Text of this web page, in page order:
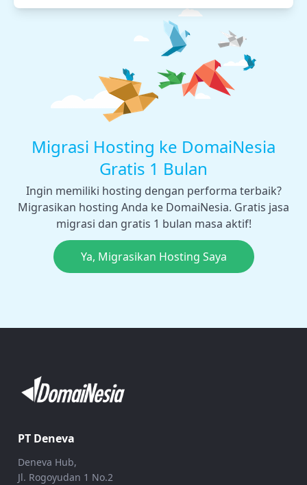
Migrasi Hosting ke DomaiNesia
Gratis 1 Bulan
Ingin memiliki hosting dengan performa terbaik?
Migrasikan hosting Anda ke DomaiNesia. Gratis jasa
migrasi dan gratis 1 bulan masa aktif!
Ya, Migrasikan Hosting Saya
PT Deneva
Deneva Hub,
Jl. Rogoyudan 1 No.2